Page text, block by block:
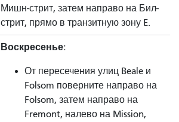
Мишн-стрит, затем направо на Бил-
стрит, прямо в транзитную зону E.
Воскресенье:
От пересечения улиц Beale и
Folsom поверните направо на
Folsom, затем направо на
Fremont, налево на Mission,